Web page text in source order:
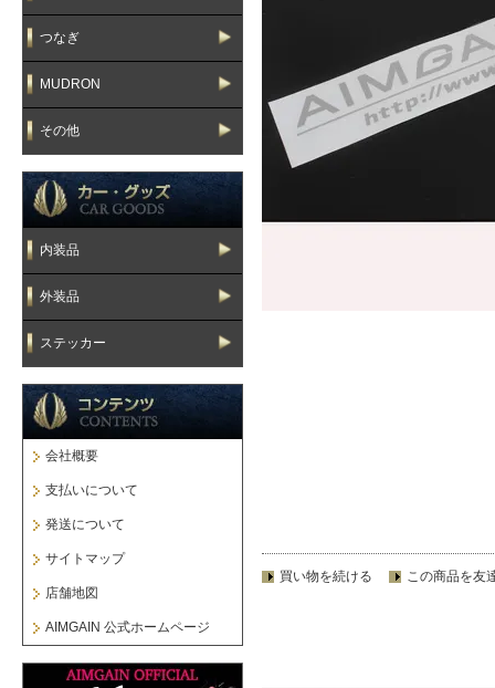
つなぎ
MUDRON
その他
内装品
外装品
ステッカー
会社概要
支払いについて
発送について
サイトマップ
店舗地図
AIMGAIN 公式ホームページ
買い物を続ける この商品を友